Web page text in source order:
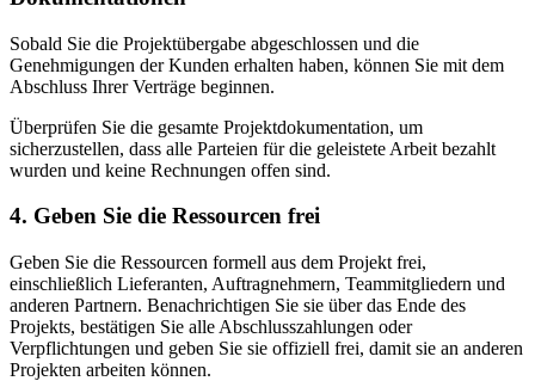
Sobald Sie die Projektübergabe abgeschlossen und die
Genehmigungen der Kunden erhalten haben, können Sie mit dem
Abschluss Ihrer Verträge beginnen.
Überprüfen Sie die gesamte Projektdokumentation, um
sicherzustellen, dass alle Parteien für die geleistete Arbeit bezahlt
wurden und keine Rechnungen offen sind.
4. Geben Sie die Ressourcen frei
Geben Sie die Ressourcen formell aus dem Projekt frei,
einschließlich Lieferanten, Auftragnehmern, Teammitgliedern und
anderen Partnern. Benachrichtigen Sie sie über das Ende des
Projekts, bestätigen Sie alle Abschlusszahlungen oder
Verpflichtungen und geben Sie sie offiziell frei, damit sie an anderen
Projekten arbeiten können.